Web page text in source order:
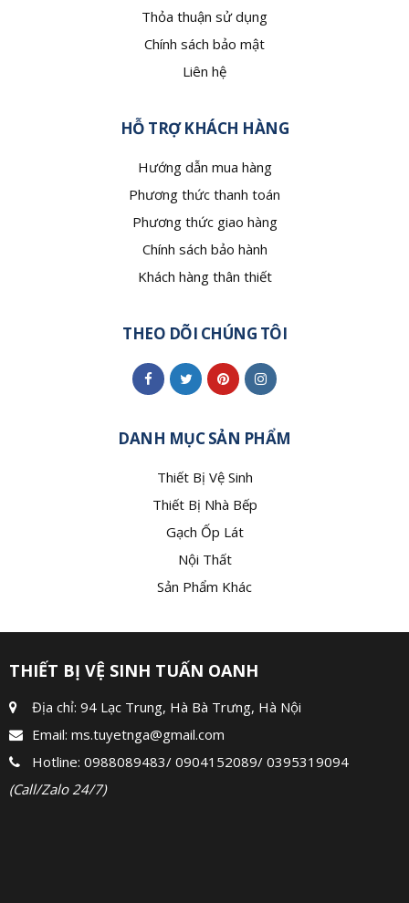
Thỏa thuận sử dụng
Chính sách bảo mật
Liên hệ
HỖ TRỢ KHÁCH HÀNG
Hướng dẫn mua hàng
Phương thức thanh toán
Phương thức giao hàng
Chính sách bảo hành
Khách hàng thân thiết
THEO DÕI CHÚNG TÔI
DANH MỤC SẢN PHẨM
Thiết Bị Vệ Sinh
Thiết Bị Nhà Bếp
Gạch Ốp Lát
Nội Thất
Sản Phẩm Khác
THIẾT BỊ VỆ SINH TUẤN OANH
Địa chỉ: 94 Lạc Trung, Hà Bà Trưng, Hà Nội
Email: ms.tuyetnga@gmail.com
Hotline: 0988089483/ 0904152089/ 0395319094
(Call/Zalo 24/7)